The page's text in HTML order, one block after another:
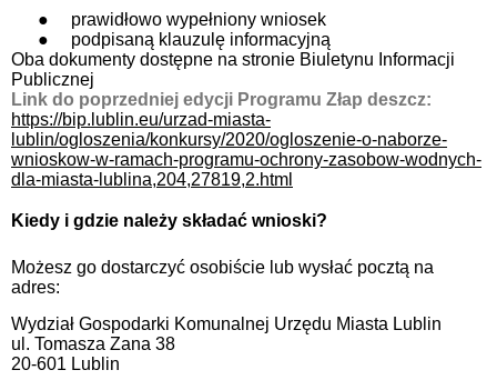
●
prawidłowo wypełniony wniosek
●
podpisaną klauzulę informacyjną
Oba dokumenty dostępne na stronie Biuletynu Informacji
Publicznej
Link do poprzedniej edycji Programu Złap deszcz:
https://bip.lublin.eu/urzad-miasta-
lublin/ogloszenia/konkursy/2020/ogloszenie-o-naborze-
wnioskow-w-ramach-programu-ochrony-zasobow-wodnych-
dla-miasta-lublina,204,27819,2.html
Kiedy i gdzie należy składać wnioski?
Możesz go dostarczyć osobiście lub wysłać pocztą na
adres:
Wydział Gospodarki Komunalnej Urzędu Miasta Lublin
ul. Tomasza Zana 38
20-601 Lublin